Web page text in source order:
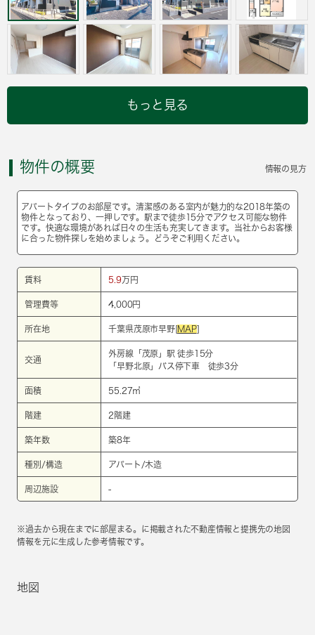
もっと見る
物件の概要 情報の見方
アパートタイプのお部屋です。清潔感のある室内が魅力的な2018年築の
物件となっており、一押しです。駅まで徒歩15分でアクセス可能な物件
です。快適な環境があれば日々の生活も充実してきます。当社からお客様
に合った物件探しを始めましょう。どうぞご利用ください。
賃料 5.9 万円
管理費等 4,000円
所在地 千葉県茂原市早野[ MAP]
交通
外房線 「 茂原 」駅 徒歩15分
「早野北原」バス停下車 徒歩3分
面積 55.27㎡
階建 2階建
築年数 築8年
種別/構造 アパート/木造
周辺施設 -
※過去から現在までに部屋まる。に掲載された不動産情報と提携先の地図
情報を元に生成した参考情報です。
地図